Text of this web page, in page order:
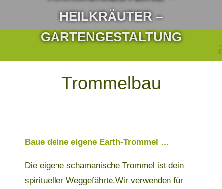
HEILKRÄUTER –
GARTENGESTALTUNG
Trommelbau
Baue deine eigene Earth-Trommel …
Die eigene schamanische Trommel ist dein
spiritueller Weggefährte.Wir verwenden für